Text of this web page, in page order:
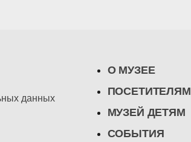
данных
О МУЗЕЕ
ПОСЕТИТЕЛЯМ
МУЗЕЙ ДЕТЯМ
СОБЫТИЯ